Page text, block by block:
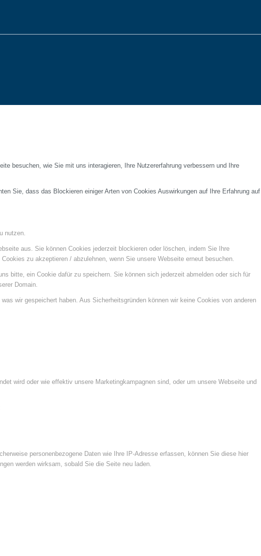
besuchen, wie Sie mit uns interagieren, Ihre Nutzererfahrung verbessern und Ihre
Sie, dass das Blockieren einiger Arten von Cookies Auswirkungen auf Ihre Erfahrung auf
nutzen.
aus. Sie können Cookies jederzeit blockieren oder löschen, indem Sie Ihre
zu akzeptieren / abzulehnen, wenn Sie unsere Webseite erneut besuchen.
bitte, ein Cookie dafür zu speichern. Sie können sich jederzeit abmelden oder sich für
Domain.
wir gespeichert haben. Aus Sicherheitsgründen können wir keine Cookies von anderen
wird oder wie effektiv unsere Marketingkampagnen sind, oder um unsere Webseite und
personenbezogene Daten wie Ihre IP-Adresse erfassen, können Sie diese hier
werden wirksam, sobald Sie die Seite neu laden.